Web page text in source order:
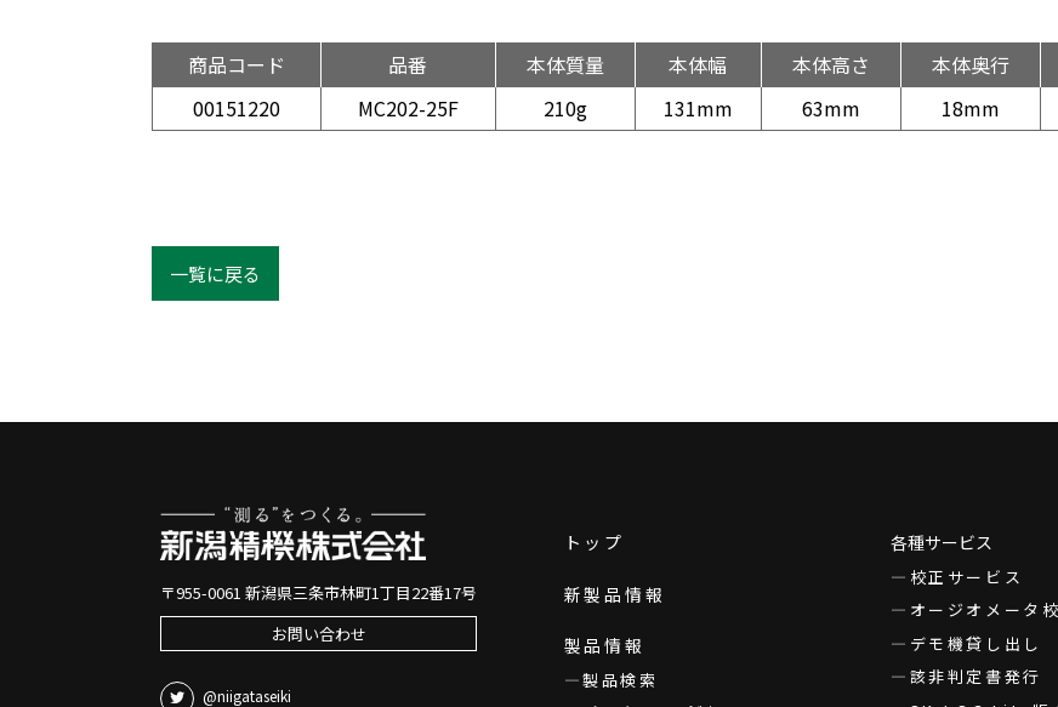
商品コード 品番 本体質量 本体幅 本体高さ 本体奥行
00151220
MC202-25F 210g 131mm 63mm 18mm
一覧に戻る
〒955-0061 新潟県三条市林町1丁目22番17号
お問い合わせ
@niigataseiki
トップ
新製品情報
製品情報
製品検索
各種サービス
校正サービス
オージオメータ
デモ機貸し出し
該非判定書発行